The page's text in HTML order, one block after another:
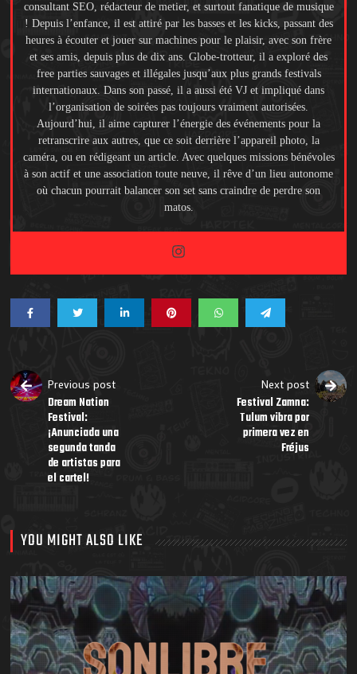
consultant SEO, rédacteur de metier, et surtout fanatique de musique
! Depuis l’enfance, il est attiré par les basses et les kicks, passant des
heures à écouter et jouer sur machines pour le plaisir, avec son frère
et ses amis, depuis plus de dix ans. Globe-trotteur, il a exploré des
free parties sauvages et illégales jusqu’aux plus grands festivals
internationaux. Dans son passé, il a aussi été VJ et impliqué dans
l’organisation de soirées pas toujours vraiment autorisées.
Aujourd’hui, il aime capturer l’énergie des événements pour la
retranscrire aux autres, que ce soit derrière l’appareil photo, la
caméra, ou en rédigeant un article. Avec quelques missions bénévoles
à son actif et une association toute neuve, il rêve d’un lieu autonome
où chacun pourrait balancer son set sans craindre de perdre son
matos.
Previous post
Dream Nation
Festival:
¡Anunciada una
segunda tanda
de artistas para
el cartel!
Next post
Festival Zamna:
Tulum vibra por
primera vez en
Fréjus
YOU MIGHT ALSO LIKE